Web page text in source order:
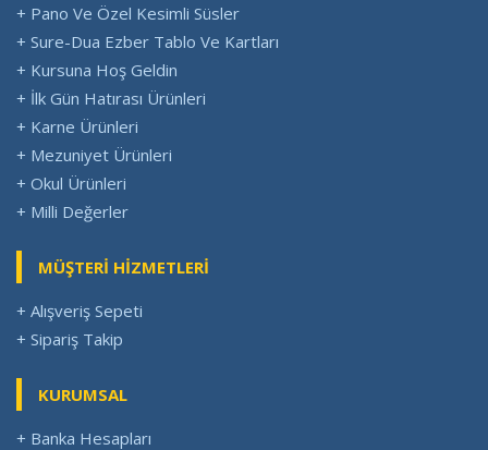
+ Pano Ve Özel Kesimli Süsler
+ Sure-Dua Ezber Tablo Ve Kartları
+ Kursuna Hoş Geldin
+ İlk Gün Hatırası Ürünleri
+ Karne Ürünleri
+ Mezuniyet Ürünleri
+ Okul Ürünleri
+ Milli Değerler
MÜŞTERİ HİZMETLERİ
+ Alışveriş Sepeti
+ Sipariş Takip
KURUMSAL
+ Banka Hesapları